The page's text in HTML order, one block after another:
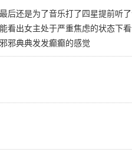
后还是为了音乐打了四星提前听
看出女主处于严重焦虑的状态下
邪典典发发癫癫的感觉